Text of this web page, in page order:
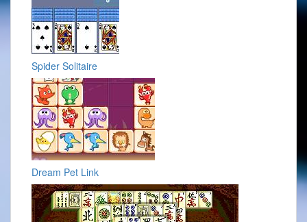
Spider Solitaire
Dream Pet Link